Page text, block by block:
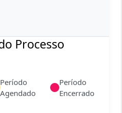
Processo
Período
Agendado
Período
Encerrado